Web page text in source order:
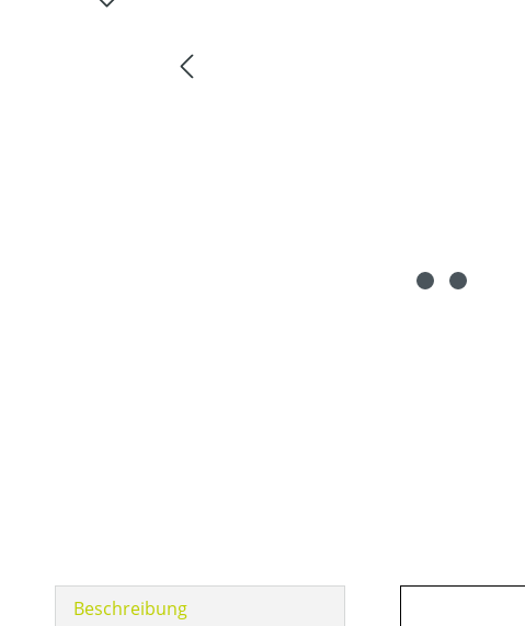
Beschreibung